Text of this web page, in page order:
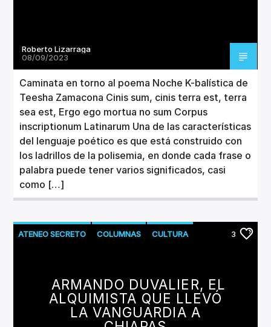
Roberto Lizarraga
08/09/2023
Caminata en torno al poema Noche K-balística de
Teesha Zamacona Cinis sum, cinis terra est, terra
sea est, Ergo ego mortua no sum Corpus
inscriptionum Latinarum Una de las características
del lenguaje poético es que está construido con
los ladrillos de la polisemia, en donde cada frase o
palabra puede tener varios significados, casi
como […]
ATENEO SECRETO COLUMNAS CULTURA 3
ARMANDO DUVALIER, EL
ALQUIMISTA QUE LLEVÓ
LA VANGUARDIA A